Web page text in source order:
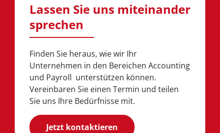
Lassen Sie uns miteinander
sprechen
Finden Sie heraus, wie wir Ihr
Unternehmen in den Bereichen Accounting
und Payroll unterstützen können.
Vereinbaren Sie einen Termin und teilen
Sie uns Ihre Bedürfnisse mit.
Jetzt kontaktieren